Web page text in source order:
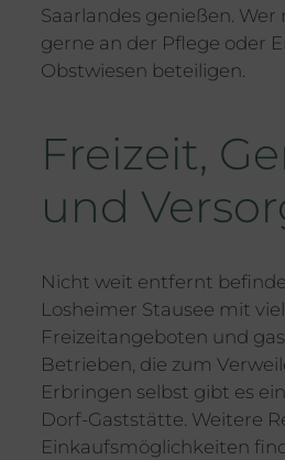
Saarlandes genießen.
gerne an der Pflege oder
Obstwiesen beteiligen.
Freizeit,
und
Nicht weit entfernt
Losheimer Stausee mit
Freizeitangeboten und
Betrieben, die zum
Erbringen selbst gibt es
Dorf-Gaststätte. Weitere
Einkaufsmöglichkeiten